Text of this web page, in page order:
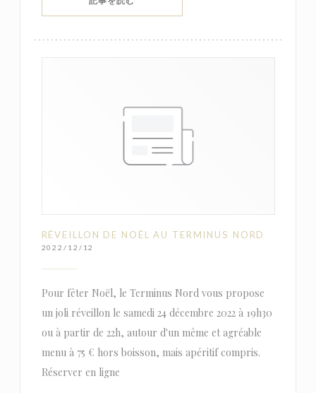
RÉVEILLON DE NOËL AU TERMINUS NORD
2022/12/12
Pour fêter Noël, le Terminus Nord vous propose
un joli réveillon le samedi 24 décembre 2022 à 19h30
ou à partir de 22h, autour d'un même et agréable
menu à 75 € hors boisson, mais apéritif compris.
Réserver en ligne